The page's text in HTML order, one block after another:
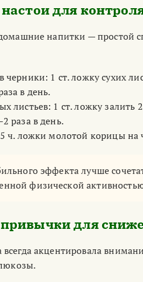
для
напитки — простой
черники: 1 ст. ложку сухих
в день.
листьев: 1 ст. ложку
раза в день.
ч. ложки молотой корицы на
эффекта лучше
физической
для
акцентировала